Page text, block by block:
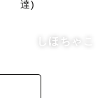
しほちゃこ